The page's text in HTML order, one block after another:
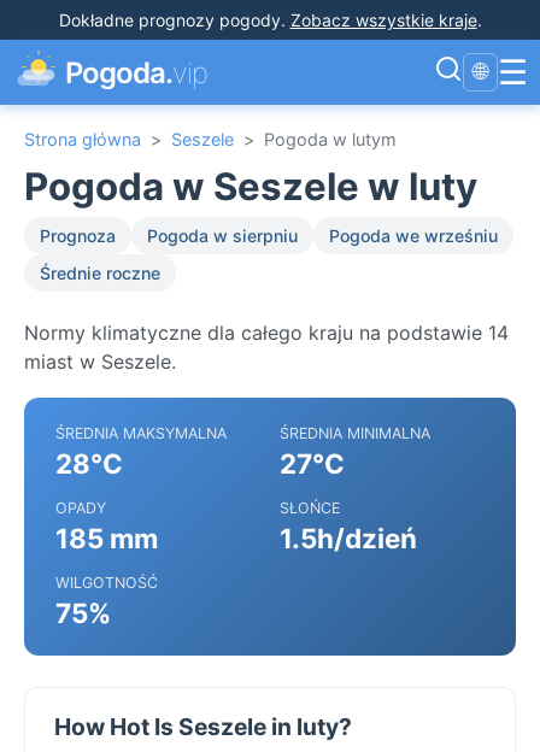
Dokładne prognozy pogody. Zobacz wszystkie kraje.
Pogoda.vip 🌐 ☰
Strona główna > Seszele > Pogoda w lutym
Pogoda w Seszele w luty
Prognoza Pogoda w sierpniu
Pogoda we wrześniu
Średnie roczne
Normy klimatyczne dla całego kraju na podstawie 14
miast w Seszele.
ŚREDNIA MAKSYMALNA
28°C
ŚREDNIA MINIMALNA
27°C
OPADY
185 mm
SŁOŃCE
1.5h/dzień
WILGOTNOŚĆ
75%
How Hot Is Seszele in luty?